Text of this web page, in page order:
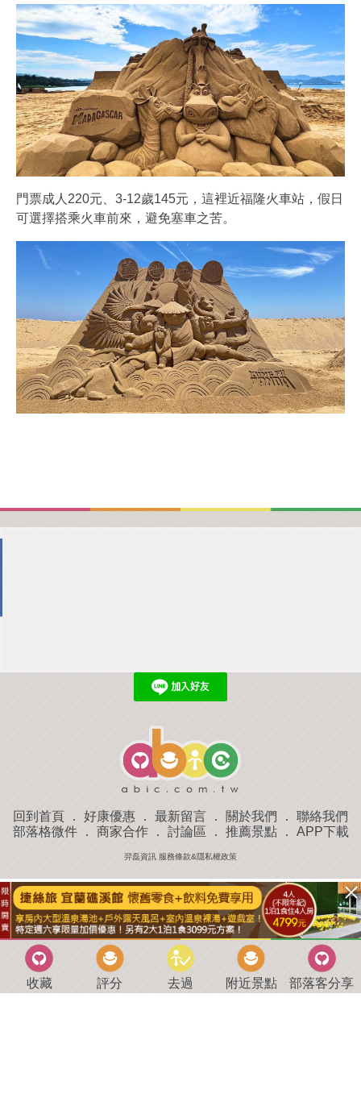
門票成人220元、3-12歲145元，這裡近福隆火車站，假日
可選擇搭乘火車前來，避免塞車之苦。
回到首頁 ． 好康優惠 ． 最新留言 ． 關於我們 ． 聯絡我們
部落格微件． 商家合作． 討論區 ． 推薦景點． APP下載
羿磊資訊 服務條款&隱私權政策
收藏 評分 去過 附近景點 部落客分享